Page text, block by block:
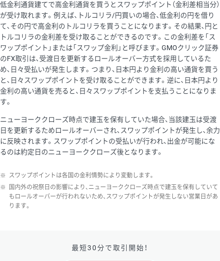
低金利通貨建てで高金利通貨を買うとスワップポイント（金利差相当分）
が受け取れます。例えば、トルコリラ/円買いの場合、低金利の円を借り
て、その円で高金利のトルコリラを買うことになります。その結果、円と
トルコリラの金利差を受け取ることができるのです。この金利差を「ス
ワップポイント」または「スワップ金利」と呼びます。GMOクリック証券
のFX取引は、受渡日を更新するロールオーバー方式を採用しているた
め、日々受払いが発生します。つまり、日本円より金利の高い通貨を買う
と、日々スワップポイントを受け取ることができます。逆に、日本円より
金利の高い通貨を売ると、日々スワップポイントを支払うことになりま
す。
ニューヨーククローズ時点で建玉を保有していた場合、当該建玉は受渡
日を更新するためロールオーバーされ、スワップポイントが発生し、余力
に反映されます。スワップポイントの受払いが行われ、出金が可能にな
るのは約定日のニューヨーククローズ後となります。
※ スワップポイントは各国の金利情勢により変動します。
※
国内外の祝祭日の影響により、ニューヨーククローズ時点で建玉を保有していて
もロールオーバーが行われないため、スワップポイントが発生しない営業日があ
ります。
最短30分で取引開始！